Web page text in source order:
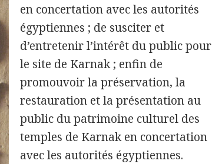
en concertation avec les autorités
égyptiennes ; de susciter et
d’entretenir l’intérêt du public pour
le site de Karnak ; enfin de
promouvoir la préservation, la
restauration et la présentation au
public du patrimoine culturel des
temples de Karnak en concertation
avec les autorités égyptiennes.